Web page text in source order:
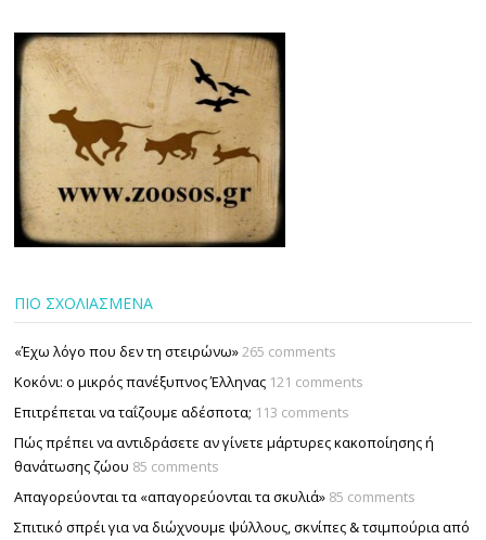
ΠΙΟ ΣΧΟΛΙΑΣΜΕΝΑ
«Έχω λόγο που δεν τη στειρώνω»265 comments
Κοκόνι: ο μικρός πανέξυπνος Έλληνας 121 comments
Επιτρέπεται να ταΐζουµε αδέσποτα; 113 comments
Πώς πρέπει να αντιδράσετε αν γίνετε μάρτυρες κακοποίησης ή
θανάτωσης ζώου 85 comments
Απαγορεύονται τα «απαγορεύονται τα σκυλιά» 85 comments
Σπιτικό σπρέι για να διώχνουμε ψύλλους, σκνίπες & τσιμπούρια από